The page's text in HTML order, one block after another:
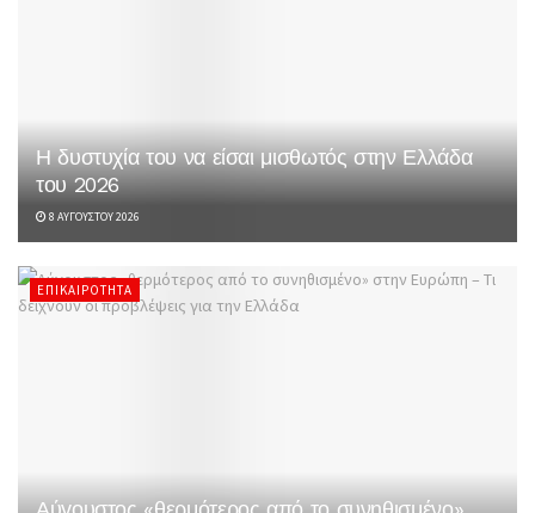
Η δυστυχία του να είσαι μισθωτός στην Ελλάδα
του 2026
8 ΑΥΓΟΎΣΤΟΥ 2026
ΕΠΙΚΑΙΡΌΤΗΤΑ